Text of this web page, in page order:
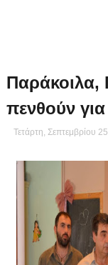
Παράκοιλα,
πενθούν για
Τετάρτη, Σεπτεμβρίου